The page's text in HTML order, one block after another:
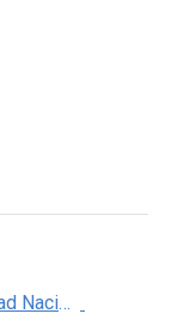
Universidad Nacional Autónoma de México (UNAM)